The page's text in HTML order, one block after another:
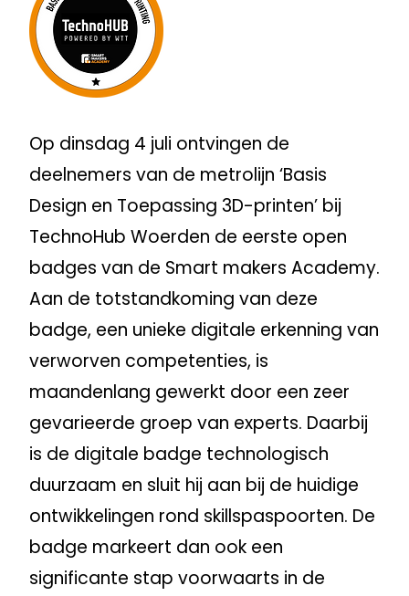
Op dinsdag 4 juli ontvingen de
deelnemers van de metrolijn ‘Basis
Design en Toepassing 3D-printen’ bij
TechnoHub Woerden de eerste open
badges van de Smart makers Academy.
Aan de totstandkoming van deze
badge, een unieke digitale erkenning van
verworven competenties, is
maandenlang gewerkt door een zeer
gevarieerde groep van experts. Daarbij
is de digitale badge technologisch
duurzaam en sluit hij aan bij de huidige
ontwikkelingen rond skillspaspoorten. De
badge markeert dan ook een
significante stap voorwaarts in de